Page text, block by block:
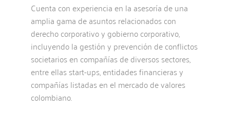
Cuenta con experiencia en la asesoría de una
amplia gama de asuntos relacionados con
derecho corporativo y gobierno corporativo,
incluyendo la gestión y prevención de conflictos
societarios en compañías de diversos sectores,
entre ellas start-ups, entidades financieras y
compañías listadas en el mercado de valores
colombiano.